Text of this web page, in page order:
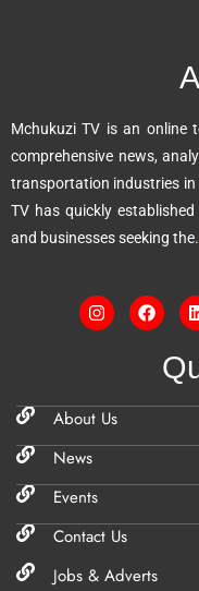
i
v
e
:
Mchukuzi TV is an online
comprehensive news,
transportation industries in
TV has quickly
and businesses seeking
About Us
News
Events
Contact Us
Jobs & Adverts